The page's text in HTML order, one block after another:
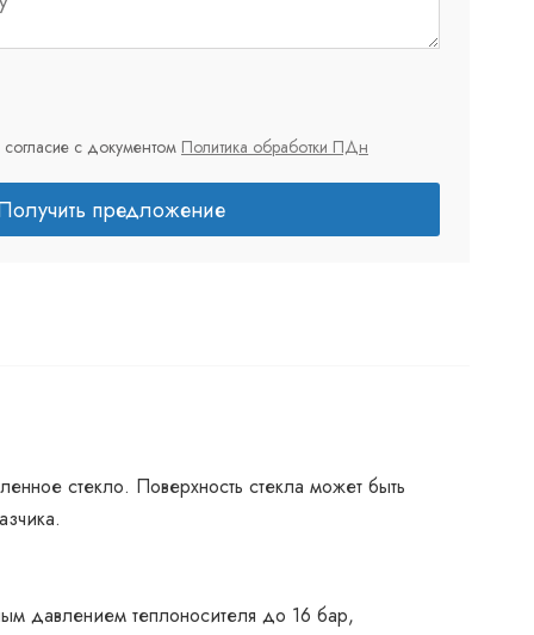
с документом Политика обработки ПДн
предложение
стекло. Поверхность стекла может быть
давлением теплоносителя до 16 бар,